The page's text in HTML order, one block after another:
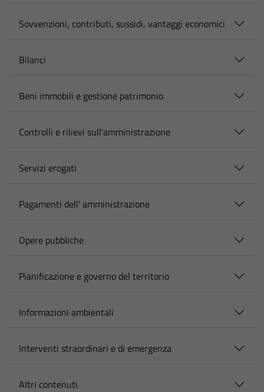
Sovvenzioni, contributi, sussidi, vantaggi economici
Bilanci
Beni immobili e gestione patrimonio
Controlli e rilievi sull'amministrazione
Servizi erogati
Pagamenti dell' amministrazione
Opere pubbliche
Pianificazione e governo del territorio
Informazioni ambientali
Interventi straordinari e di emergenza
Altri contenuti